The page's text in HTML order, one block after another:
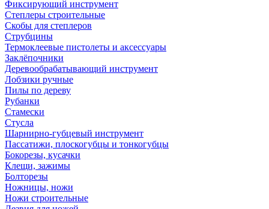
Фиксирующий инструмент
Степлеры строительные
Скобы для степлеров
Струбцины
Термоклеевые пистолеты и аксессуары
Заклёпочники
Деревообрабатывающий инструмент
Лобзики ручные
Пилы по дереву
Рубанки
Стамески
Стусла
Шарнирно-губцевый инструмент
Пассатижи, плоскогубцы и тонкогубцы
Бокорезы, кусачки
Клещи, зажимы
Болторезы
Ножницы, ножи
Ножи строительные